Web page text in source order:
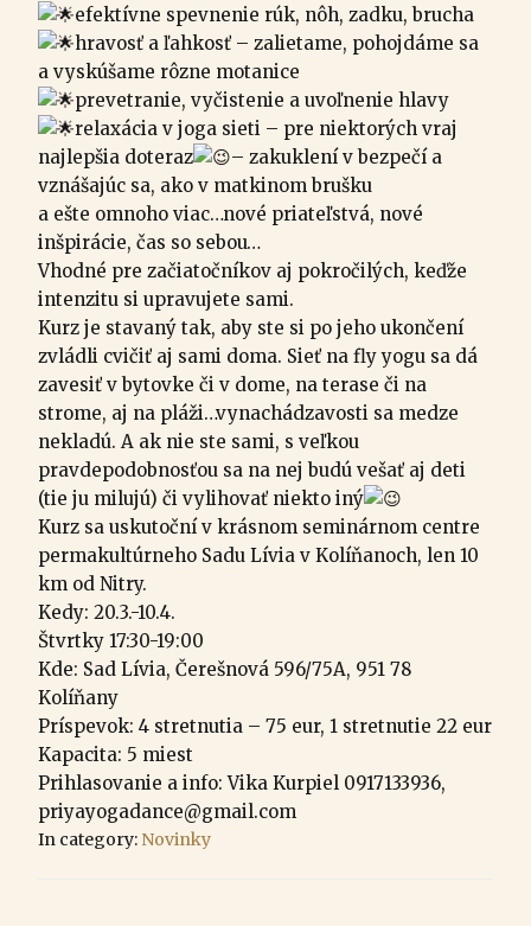
efektívne spevnenie rúk, nôh, zadku, brucha
hravosť a ľahkosť – zalietame, pohojdáme sa
a vyskúšame rôzne motanice
prevetranie, vyčistenie a uvoľnenie hlavy
relaxácia v joga sieti – pre niektorých vraj
najlepšia doteraz
– zakuklení v bezpečí a
vznášajúc sa, ako v matkinom brušku
a ešte omnoho viac…nové priateľstvá, nové
inšpirácie, čas so sebou…
Vhodné pre začiatočníkov aj pokročilých, keďže
intenzitu si upravujete sami.
Kurz je stavaný tak, aby ste si po jeho ukončení
zvládli cvičiť aj sami doma. Sieť na fly yogu sa dá
zavesiť v bytovke či v dome, na terase či na
strome, aj na pláži…vynachádzavosti sa medze
nekladú. A ak nie ste sami, s veľkou
pravdepodobnosťou sa na nej budú vešať aj deti
(tie ju milujú) či vylihovať niekto iný
Kurz sa uskutoční v krásnom seminárnom centre
permakultúrneho Sadu Lívia v Kolíňanoch, len 10
km od Nitry.
Kedy: 20.3.-10.4.
Štvrtky 17:30-19:00
Kde: Sad Lívia, Čerešnová 596/75A, 951 78
Kolíňany
Príspevok: 4 stretnutia – 75 eur, 1 stretnutie 22 eur
Kapacita: 5 miest
Prihlasovanie a info: Vika Kurpiel 0917133936,
priyayogadance@gmail.com
In category: Novinky